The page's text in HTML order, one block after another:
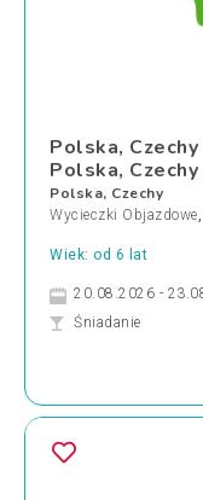
Polska,
Polska, Czechy
Polska, Czechy
Wycieczki Objazdowe,
Wiek: od 6 lat
20.08.2026 -
Śniadanie